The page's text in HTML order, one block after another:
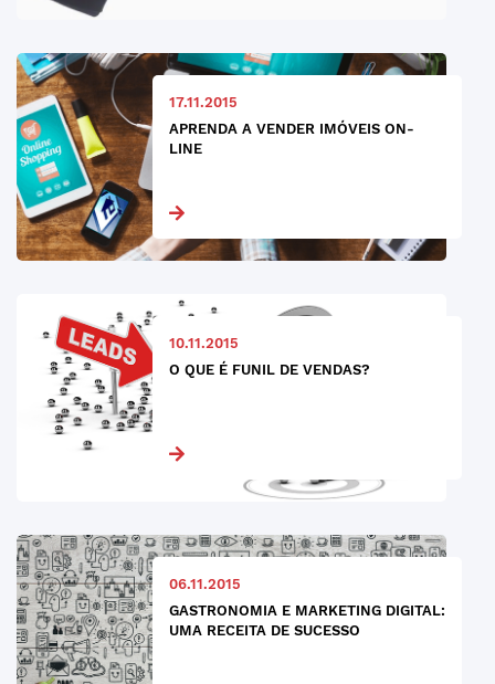
17.11.2015
APRENDA A VENDER IMÓVEIS ON-
LINE
10.11.2015
O QUE É FUNIL DE VENDAS?
06.11.2015
GASTRONOMIA E MARKETING DIGITAL:
UMA RECEITA DE SUCESSO